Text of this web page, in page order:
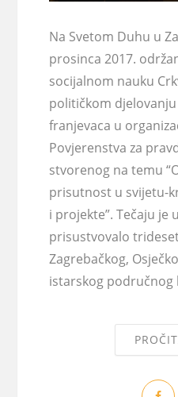
Na Svetom Duhu u
prosinca 2017.
socijalnom nauku
političkom
franjevaca u
Povjerenstva za
stvorenog na temu
prisutnost u svijetu-
i projekte”. Tečaju je
prisustvovalo
Zagrebačkog,
istarskog područnog